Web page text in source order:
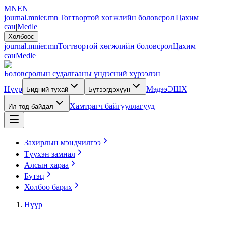
MNEN
journal.mnier.mn|Тогтвортой хөгжлийн боловсрол|Цахим
сан|Medle
Холбоос
journal.mnier.mnТогтвортой хөгжлийн боловсролЦахим
санMedle
Боловсролын судалгааны үндэсний хүрээлэн
Нүүр
Бидний тухай Бүтээгдэхүүн МэдээЭШХ
Ил тод байдал Хамтрагч байгууллагууд
Захирлын мэндчилгээ
Түүхэн замнал
Алсын хараа
Бүтэц
Холбоо барих
Нүүр